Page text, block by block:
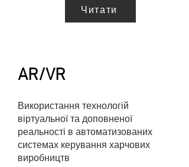
Читати
AR/VR
Використання технологій
віртуальної та доповненої
реальності в автоматизованих
системах керування харчових
виробництв